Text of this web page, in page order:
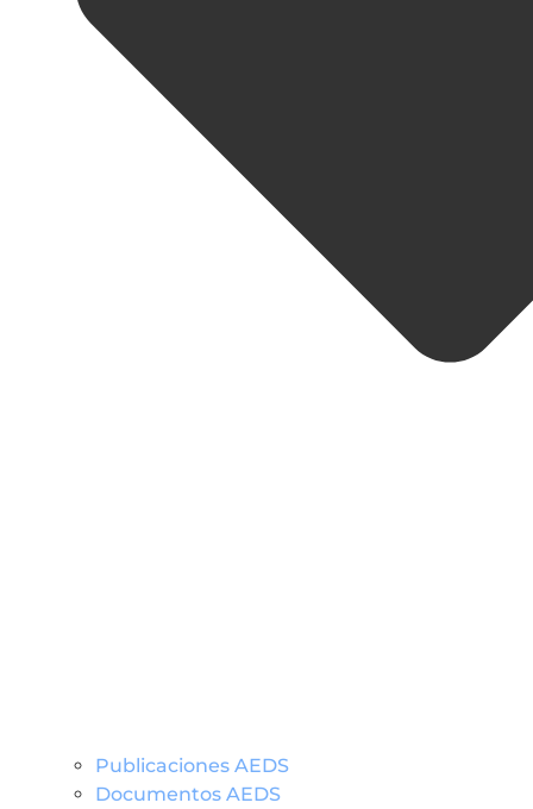
Publicaciones AEDS
Documentos AEDS